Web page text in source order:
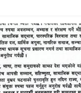
क्रममा विश्व [...]